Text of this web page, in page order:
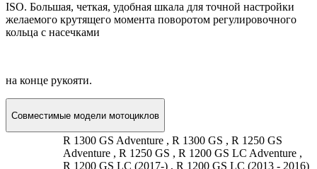
ISO. Большая, четкая, удобная шкала для точной настройки
желаемого крутящего момента поворотом регулировочного
кольца с насечками
на конце рукояти.
Совместимые модели мотоциклов
R 1300 GS Adventure , R 1300 GS , R 1250 GS
Adventure , R 1250 GS , R 1200 GS LC Adventure ,
R 1200 GS LC (2017-) , R 1200 GS LC (2013 - 2016)